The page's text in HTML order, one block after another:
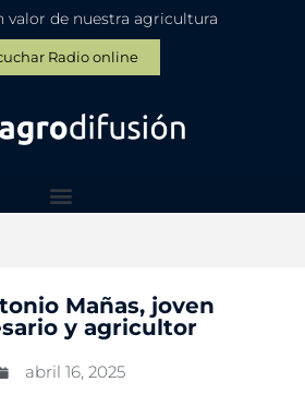
valor de nuestra agricultura
Radio online
Mañas, joven
y agricultor
abril 16, 2025